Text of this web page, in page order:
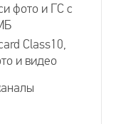
фото и ГС с
Class10,
и видео